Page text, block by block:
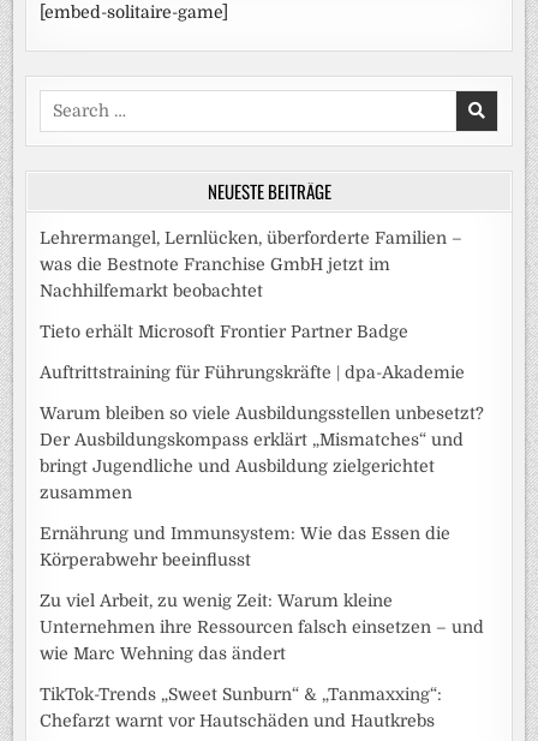
[embed-solitaire-game]
Search
for:
NEUESTE BEITRÄGE
Lehrermangel, Lernlücken, überforderte Familien –
was die Bestnote Franchise GmbH jetzt im
Nachhilfemarkt beobachtet
Tieto erhält Microsoft Frontier Partner Badge
Auftrittstraining für Führungskräfte | dpa-Akademie
Warum bleiben so viele Ausbildungsstellen unbesetzt?
Der Ausbildungskompass erklärt „Mismatches“ und
bringt Jugendliche und Ausbildung zielgerichtet
zusammen
Ernährung und Immunsystem: Wie das Essen die
Körperabwehr beeinflusst
Zu viel Arbeit, zu wenig Zeit: Warum kleine
Unternehmen ihre Ressourcen falsch einsetzen – und
wie Marc Wehning das ändert
TikTok-Trends „Sweet Sunburn“ & „Tanmaxxing“:
Chefarzt warnt vor Hautschäden und Hautkrebs